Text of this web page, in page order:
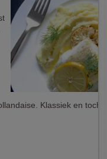
Klassiek en toch